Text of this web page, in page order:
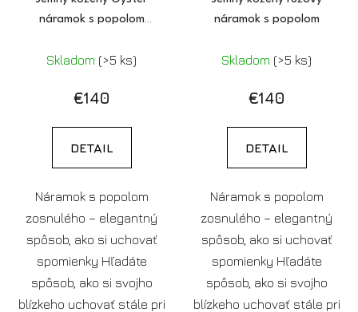
náramok s popolom
Skladom (>5 ks)
€140
DETAIL
Náramok s popolom
zosnulého – elegantný
spôsob, ako si uchovať
spomienky Hľadáte
spôsob, ako si svojho
blízkeho uchovať stále pri
náramok s popolom
Skladom (>5 ks)
€140
DETAIL
Náramok s popolom
zosnulého – elegantný
spôsob, ako si uchovať
spomienky Hľadáte
spôsob, ako si svojho
blízkeho uchovať stále pri